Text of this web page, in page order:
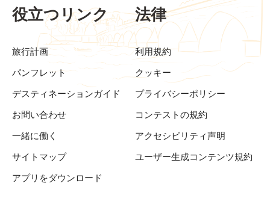
役立つリンク
旅行計画
パンフレット
デスティネーションガイド
お問い合わせ
一緒に働く
サイトマップ
アプリをダウンロード
法律
利用規約
クッキー
プライバシーポリシー
コンテストの規約
アクセシビリティ声明
ユーザー生成コンテンツ規約